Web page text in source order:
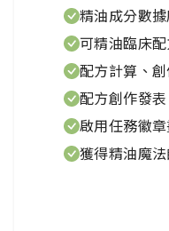
生物多樣性年
聯合國將2010年宣
是參加《生物多樣
190多個國家之一
物種的喪失，提高
精油成分數
可精油臨床
配方計算、
配方創作發表
啟用任務徽
獲得精油魔